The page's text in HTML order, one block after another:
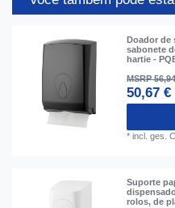
Doador de
sabonete
hartie -
MSRP
50,67 €
*incl. ges.
Suporte
rolos, de